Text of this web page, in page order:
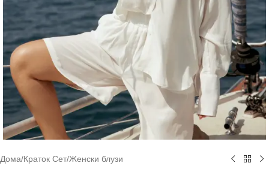
Дома/Краток Сет/Женски блузи